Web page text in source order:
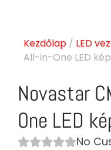
Kezdőlap / LED
All-in-One LED
Novastar
One LED
No